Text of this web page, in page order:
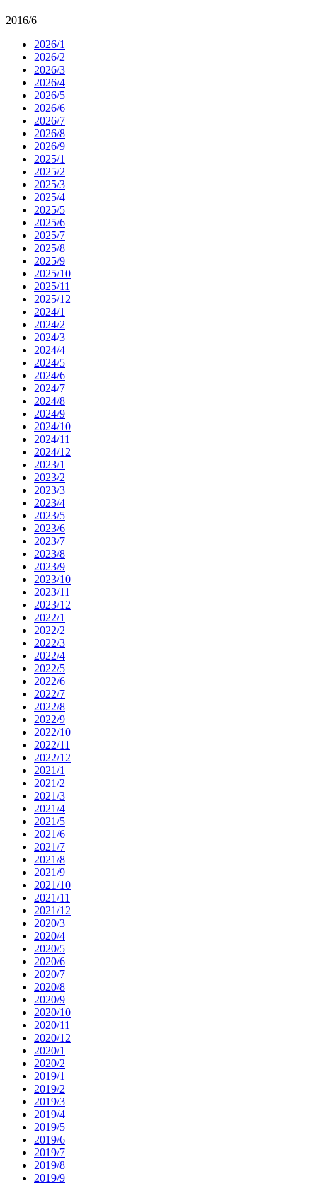
2016/6
2026/1
2026/2
2026/3
2026/4
2026/5
2026/6
2026/7
2026/8
2026/9
2025/1
2025/2
2025/3
2025/4
2025/5
2025/6
2025/7
2025/8
2025/9
2025/10
2025/11
2025/12
2024/1
2024/2
2024/3
2024/4
2024/5
2024/6
2024/7
2024/8
2024/9
2024/10
2024/11
2024/12
2023/1
2023/2
2023/3
2023/4
2023/5
2023/6
2023/7
2023/8
2023/9
2023/10
2023/11
2023/12
2022/1
2022/2
2022/3
2022/4
2022/5
2022/6
2022/7
2022/8
2022/9
2022/10
2022/11
2022/12
2021/1
2021/2
2021/3
2021/4
2021/5
2021/6
2021/7
2021/8
2021/9
2021/10
2021/11
2021/12
2020/3
2020/4
2020/5
2020/6
2020/7
2020/8
2020/9
2020/10
2020/11
2020/12
2020/1
2020/2
2019/1
2019/2
2019/3
2019/4
2019/5
2019/6
2019/7
2019/8
2019/9